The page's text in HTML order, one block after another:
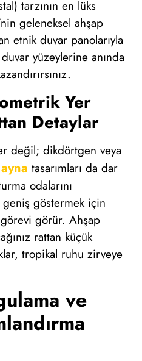
tarzının en lüks
geleneksel ahşap
etnik duvar panolarıyla
yüzeylerine anında
Yer
Detaylar
değil; dikdörtgen veya
tasarımları da dar
odalarını
göstermek için
görür. Ahşap
rattan küçük
tropikal ruhu zirveye
ve